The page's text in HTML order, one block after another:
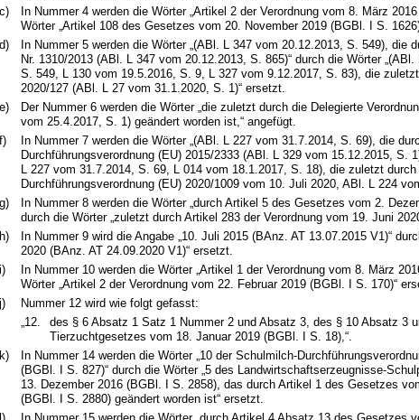
c)
In Nummer 4 werden die Wörter „Artikel 2 der Verordnung vom 8. März
Wörter „Artikel 108 des Gesetzes vom 20. November 2019 (BGBl. I S.
d)
In Nummer 5 werden die Wörter „(ABl. L 347 vom 20.12.2013, S. 549), die
Nr. 1310/2013 (ABl. L 347 vom 20.12.2013, S. 865)“ durch die Wörter „(ABl.
S. 549, L 130 vom 19.5.2016, S. 9, L 327 vom 9.12.2017, S. 83), die
2020/127 (ABl. L 27 vom 31.1.2020, S. 1)“ ersetzt.
e)
Der Nummer 6 werden die Wörter „die zuletzt durch die Delegierte
vom 25.4.2017, S. 1) geändert worden ist,“ angefügt.
f)
In Nummer 7 werden die Wörter „(ABl. L 227 vom 31.7.2014, S. 69), die
Durchführungsverordnung (EU) 2015/2333 (ABl. L 329 vom 15.12.2015, S.
L 227 vom 31.7.2014, S. 69, L 014 vom 18.1.2017, S. 18), die zuletzt durch
Durchführungsverordnung (EU) 2020/1009 vom 10. Juli 2020, ABl. L 224
g)
In Nummer 8 werden die Wörter „durch Artikel 5 des Gesetzes vom 2.
durch die Wörter „zuletzt durch Artikel 283 der Verordnung vom 19. Juni
h)
In Nummer 9 wird die Angabe „10. Juli 2015 (BAnz. AT 13.07.2015 V1)“
2020 (BAnz. AT 24.09.2020 V1)“ ersetzt.
i)
In Nummer 10 werden die Wörter „Artikel 1 der Verordnung vom 8. März
Wörter „Artikel 2 der Verordnung vom 22. Februar 2019 (BGBl. I S. 170)“
j)
Nummer 12 wird wie folgt gefasst:
„12.
des § 6 Absatz 1 Satz 1 Nummer 2 und Absatz 3, des § 10 Absatz 3
Tierzuchtgesetzes vom 18. Januar 2019 (BGBl. I S. 18),“.
k)
In Nummer 14 werden die Wörter „10 der Schulmilch-
(BGBl. I S. 827)“ durch die Wörter „5 des Landwirtschaftserzeugnisse-
13. Dezember 2016 (BGBl. I S. 2858), das durch Artikel 1 des Gesetzes
(BGBl. I S. 2880) geändert worden ist“ ersetzt.